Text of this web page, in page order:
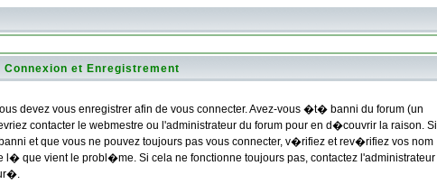
Connexion et Enregistrement
devez vous enregistrer afin de vous connecter. Avez-vous �t� banni du forum (un
contacter le webmestre ou l'administrateur du forum pour en d�couvrir la raison. Si
et que vous ne pouvez toujours pas vous connecter, v�rifiez et rev�rifiez vos nom
que vient le probl�me. Si cela ne fonctionne toujours pas, contactez l'administrateur